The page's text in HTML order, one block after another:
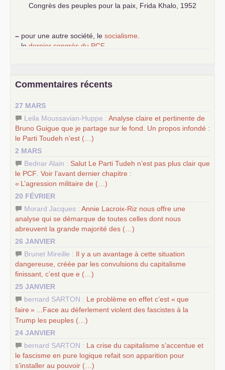
Congrès des peuples pour la paix, Frida Khalo, 1952
– pour une autre société, le socialisme
le dernier congrès du PCF
science sociale de notre temps
d’Europe
–lescinq chantiers pour contribuer au débat sur le projet
communiste
Commentaires récents
27 MARS
Leila Moussavian-Huppe : Analyse claire et pertinente de
Bruno Guigue que je partage sur le fond. Un propos infondé :
le Parti Toudeh n’est (…)
2 MARS
Bednar Alain : Salut Le Parti Tudeh n’est pas plus clair que
le PCF . Voir l’avant dernier chapitre :
« L’agression militaire de (…)
20 FÉVRIER
Morard Jacques : Annie Lacroix-Riz nous offre une
analyse qui se démarque de toutes celles dont nous
abreuvent la grande majorité des (…)
26 JANVIER
Brunet Mireille : Il y a un avantage à cette situation
dangereuse, créée par les convulsions du capitalisme
finissant, c’est que e (…)
25 JANVIER
bernard SARTON : Le problème en effet c’est « que
faire » ...Face au déferlement violent des fascistes à la
Trump les peuples (…)
24 JANVIER
bernard SARTON : La crise du capitalisme s’accentue et
le fascisme en pure logique refait son apparition pour
s’installer au pouvoir (…)